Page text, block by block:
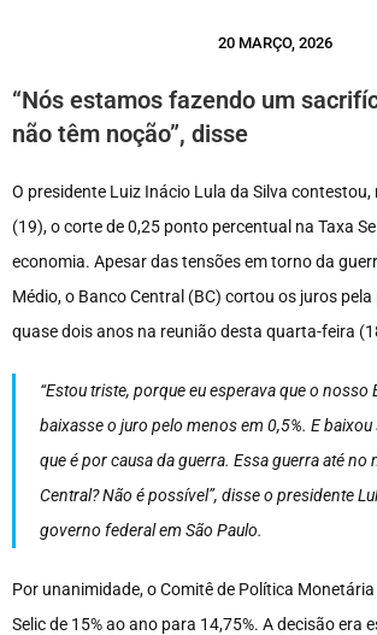
20 MARÇO, 2026
“Nós estamos fazendo um
não têm noção”, disse
O presidente Luiz Inácio Lula da Silva
(19), o corte de 0,25 ponto percentual na Taxa
economia. Apesar das tensões em torno da
Médio, o Banco Central (BC) cortou os juros pela
quase dois anos na reunião desta quarta-feira
“Estou triste, porque eu esperava que o nosso
baixasse o juro pelo menos em 0,5%. E
que é por causa da guerra. Essa guerra até no
Central? Não é possível”, disse o presidente
governo federal em São Paulo.
Por unanimidade, o Comitê de Política
Selic de 15% ao ano para 14,75%. A decisão era